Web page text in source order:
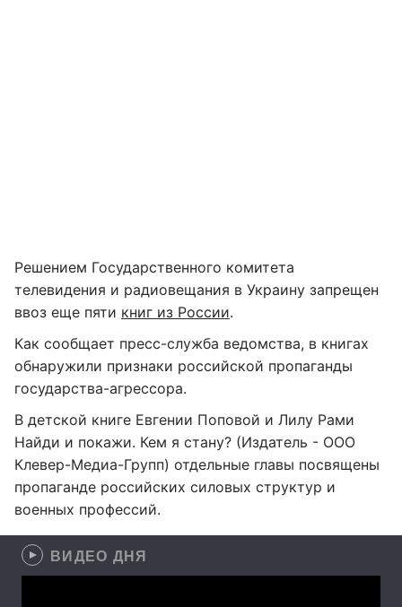
Решением Государственного комитета
телевидения и радиовещания в Украину запрещен
ввоз еще пяти книг из России.
Как сообщает пресс-служба ведомства, в книгах
обнаружили признаки российской пропаганды
государства-агрессора.
В детской книге Евгении Поповой и Лилу Рами
Найди и покажи. Кем я стану? (Издатель - ООО
Клевер-Медиа-Групп) отдельные главы посвящены
пропаганде российских силовых структур и
военных профессий.
ВИДЕО ДНЯ